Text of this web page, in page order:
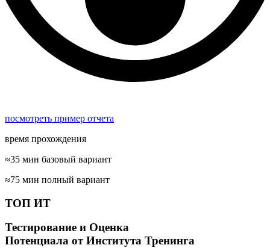
посмотреть пример отчета
время прохождения
≈35 мин базовый вариант
≈75 мин полный вариант
ТОП ИТ
Тестирование и Оценка
Потенциала от Института Тренинга